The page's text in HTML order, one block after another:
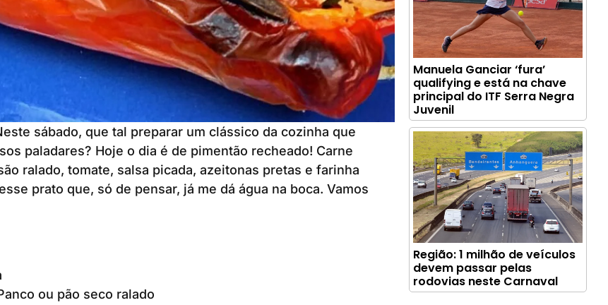
sábado, que tal preparar um clássico da cozinha que
paladares? Hoje o dia é de pimentão recheado! Carne
ralado, tomate, salsa picada, azeitonas pretas e farinha
prato que, só de pensar, já me dá água na boca. Vamos
ou pão seco ralado
Manuela Ganciar ‘fura’
qualifying e está na chave
principal do ITF Serra Negra
Juvenil
Região: 1 milhão de veículos
devem passar pelas
rodovias neste Carnaval